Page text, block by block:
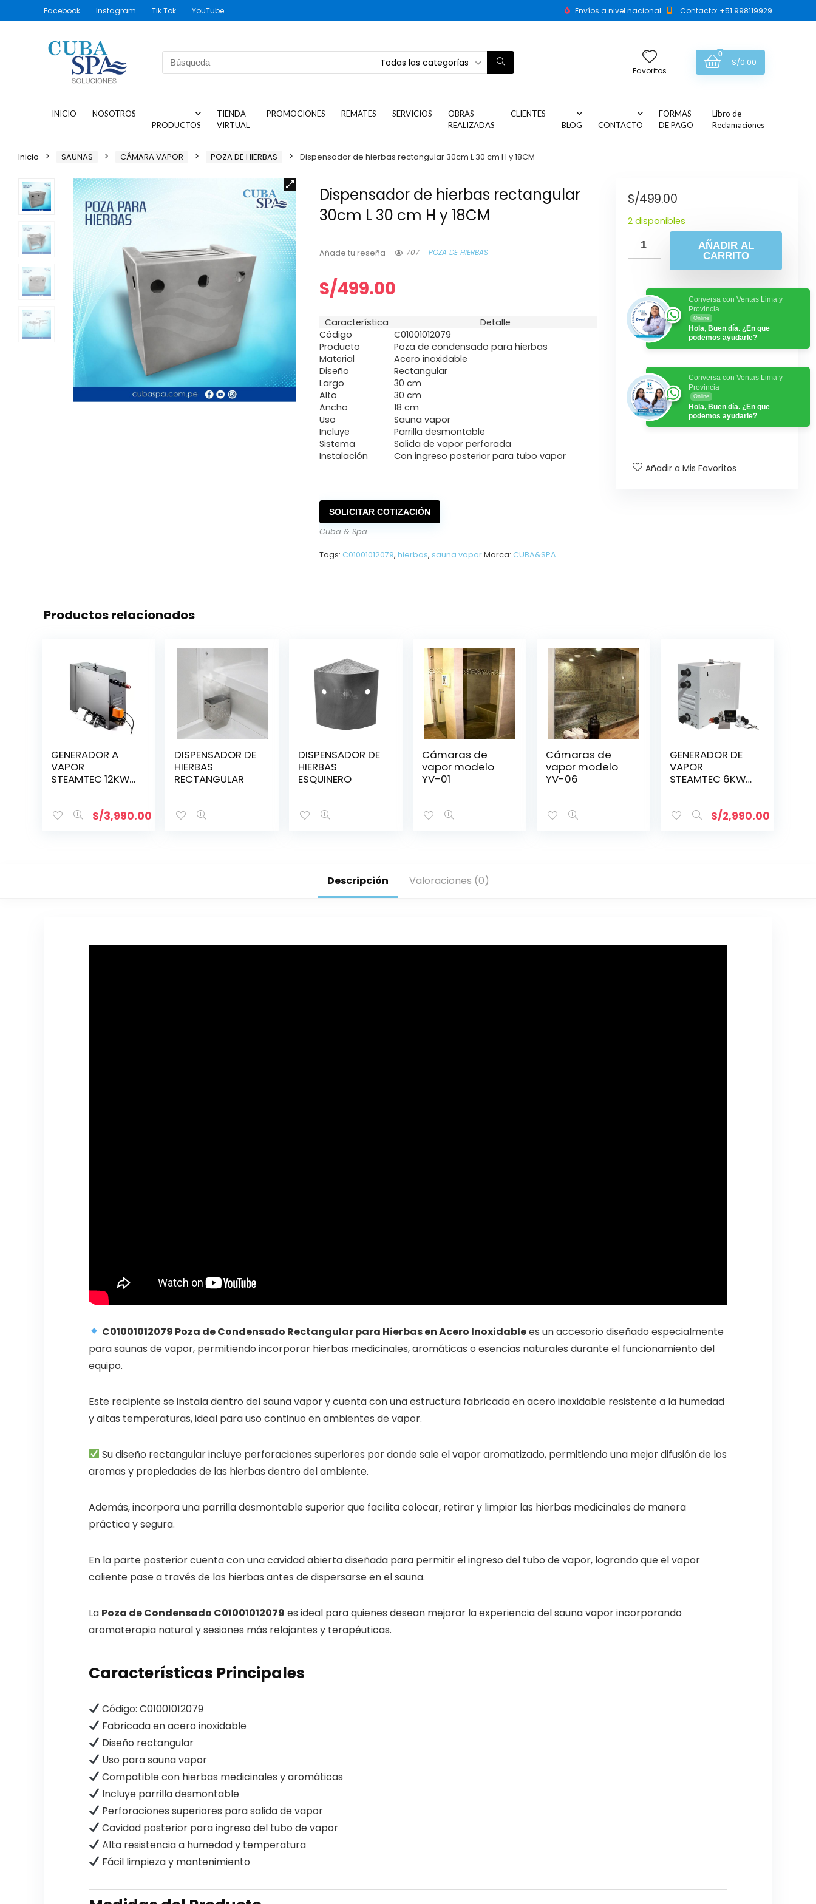
Facebook Instagram Tik Tok YouTube Envíos a nivel nacional Contacto: +51 998119929
Todas las categorías
Favoritos
0
S/0.00
INICIO
NOSOTROS
PRODUCTOS
TIENDA
VIRTUAL
PROMOCIONES REMATES SERVICIOS
OBRAS
REALIZADAS
CLIENTES
BLOG
CONTACTO
FORMAS
DE PAGO
Libro de
Reclamaciones
Inicio SAUNAS CÁMARA VAPOR POZA DE HIERBAS Dispensador de hierbas rectangular 30cm L 30 cm H y 18CM
Dispensador de hierbas rectangular
30cm L 30 cm H y 18CM
Añade tu reseña 707 POZA DE HIERBAS
S/499.00
Característica
Detalle
Código
C01001012079
Producto
Poza de condensado para hierbas
Material
Acero inoxidable
Diseño
Rectangular
Largo
30 cm
Alto
30 cm
Ancho
18 cm
Uso
Sauna vapor
Incluye
Parrilla desmontable
Sistema
Salida de vapor perforada
Instalación
Con ingreso posterior para tubo vapor
SOLICITAR COTIZACIÓN
Cuba & Spa
Tags: C01001012079,hierbas,sauna vaporMarca: CUBA&SPA
S/499.00
2 disponibles
AÑADIR AL
CARRITO
Conversa con Ventas Lima y
Provincia
Online
Hola, Buen día. ¿En que
podemos ayudarle?
Conversa con Ventas Lima y
Provincia
Online
Hola, Buen día. ¿En que
podemos ayudarle?
Añadir a Mis Favoritos
Productos relacionados
GENERADOR A
VAPOR
STEAMTEC 12KW
S/3,990.00
DISPENSADOR DE
HIERBAS
RECTANGULAR
DISPENSADOR DE
HIERBAS
ESQUINERO
Cámaras de
vapor modelo
YV-01
Cámaras de
vapor modelo
YV-06
GENERADOR DE
VAPOR
STEAMTEC 6KW
S/2,990.00
Descripción Valoraciones (0)
C01001012079 Poza de Condensado Rectangular para Hierbas en Acero Inoxidablees un accesorio diseñado especialmente
para saunas de vapor, permitiendo incorporar hierbas medicinales, aromáticas o esencias naturales durante el funcionamiento del
equipo.
Este recipiente se instala dentro del sauna vapor y cuenta con una estructura fabricada en acero inoxidable resistente a la humedad
y altas temperaturas, ideal para uso continuo en ambientes de vapor.
Su diseño rectangular incluye perforaciones superiores por donde sale el vapor aromatizado, permitiendo una mejor difusión de los
aromas y propiedades de las hierbas dentro del ambiente.
Además, incorpora una parrilla desmontable superior que facilita colocar, retirar y limpiar las hierbas medicinales de manera
práctica y segura.
En la parte posterior cuenta con una cavidad abierta diseñada para permitir el ingreso del tubo de vapor, logrando que el vapor
caliente pase a través de las hierbas antes de dispersarse en el sauna.
La Poza de Condensado C01001012079 es ideal para quienes desean mejorar la experiencia del sauna vapor incorporando
aromaterapia natural y sesiones más relajantes y terapéuticas.
Características Principales
Código: C01001012079
Fabricada en acero inoxidable
Diseño rectangular
Uso para sauna vapor
Compatible con hierbas medicinales y aromáticas
Incluye parrilla desmontable
Perforaciones superiores para salida de vapor
Cavidad posterior para ingreso del tubo de vapor
Alta resistencia a humedad y temperatura
Fácil limpieza y mantenimiento